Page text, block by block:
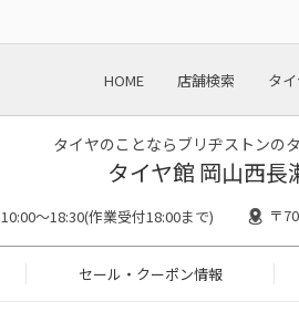
HOME 店舗検索 タ
タイヤのことならブリヂストンの
タイヤ館 岡山西長
10:00〜18:30(作業受付18:00まで) 〒
セール・クーポン情報